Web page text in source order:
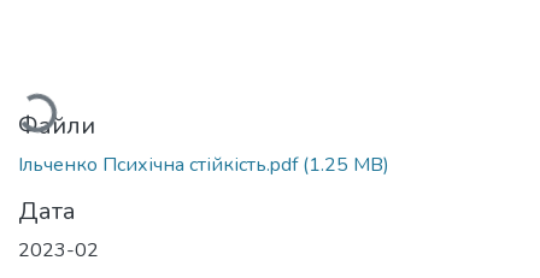
Файли
Ільченко Психічна стійкість.pdf(1.25 MB)
Дата
2023-02